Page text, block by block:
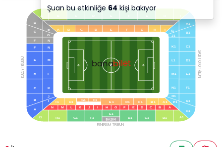
A
I1 H1 B1 A1
G1 F1
E1
D1 C1
C D E F G
G1 F1
E1 D1 C1
A B H I
I1 H1 B1 A1
H
G
F
P
O
N
F N
E M
D L
C K
B
J
A
B
C
D
E
F
G
H
I
J
K
L
M
N A
I
A1
J1
B1
K1 C1
L1 D1
M1 E1
N1 F1
O1
G1
P1
H1
I1
banabilet
MARATON TRİBÜNÜ
KUZEY TRİBÜNÜ SPOR TOTO TRİBÜN
FENERIUM TRİBÜN
Şuan bu etkinliğe 64 kişi bakıyor